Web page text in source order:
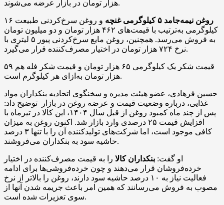
هزار تومان در بازار عرضه می‌شوند.
روغن‌ نیمه‌جامد ۵ کیلوگرمی غنچه
و روغن سرخ‌کردنی طبیعت ۱۶
کیلوگرمی به‌ترتیب با قیمت‌های ۴۶۲ هزار تومان و دو میلیون تومان
به فروش می‌رسد. همچنین، روغن مایع سرخ‌کردنی پیور ۵ لیتری با
نرخ ۷۲۴ هزار تومان در اختیار مصرف‌کننده قرار می‌گیرد.
قیمت شکر یک کیلوگرمی ۶۵ هزار تومان و قیمت شکر فله هم ۵۹
هزار تومان به‌ازای هر کیلوگرم است.
حسین فرهادی، عضو هیئت مدیره و سخنگوی اتحادیه بنکداران مواد
غذایی، درباره وضعیت قیمت و عرضه روغن در بازار توضیح داد:
پس از چند ماه کمبود روغن از قبل سال ۱۴۰۴، این کالا در تیرماه با
افزایش قیمت ۲۵ درصدی وارد بازار شد. اکنون روغن به میزان
کافی موجود است، اما شرکت‌های تولیدکننده آن را با تنها ۳ درصد
حاشیه سود به بنکداران می‌فروشند.
او گفت: بنکداران کالا را به قیمت مصرف‌کننده در اختیار
خرده‌فروشان قرار می‌دهند و چون خرده‌فروشی‌ها برای ادامه
فعالیت نیاز به ۱۰ درصد حاشیه سود دارند، روغن را بالاتر از نرخ
مصوب به فروش می‌رسانند که همین امر باعث جریمه شدن آنها از
سوی تعزیرات شده است.